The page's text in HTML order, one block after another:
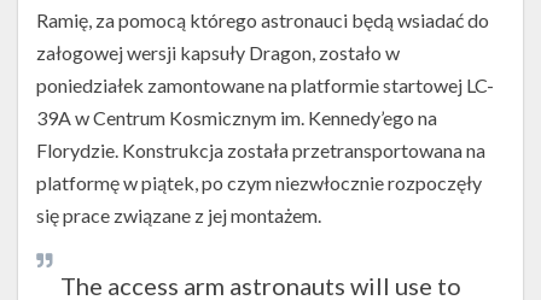
Kalendarze
Ramię, za pomocą którego astronauci będą wsiadać do
załogowej wersji kapsuły Dragon, zostało w
poniedziałek zamontowane na platformie startowej LC-
39A w Centrum Kosmicznym im. Kennedy’ego na
Florydzie. Konstrukcja została przetransportowana na
platformę w piątek, po czym niezwłocznie rozpoczęły
się prace związane z jej montażem.
The access arm astronauts will use to